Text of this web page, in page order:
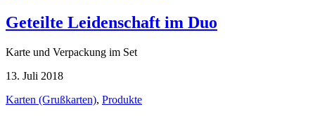
Geteilte Leidenschaft im Duo
Karte und Verpackung im Set
13. Juli 2018
Karten (Grußkarten), Produkte